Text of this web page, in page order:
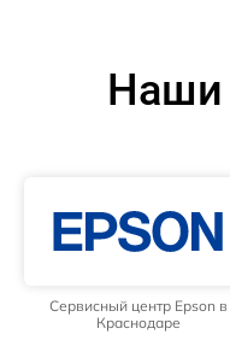
Наши
Сервисный центр Epson в
Краснодаре